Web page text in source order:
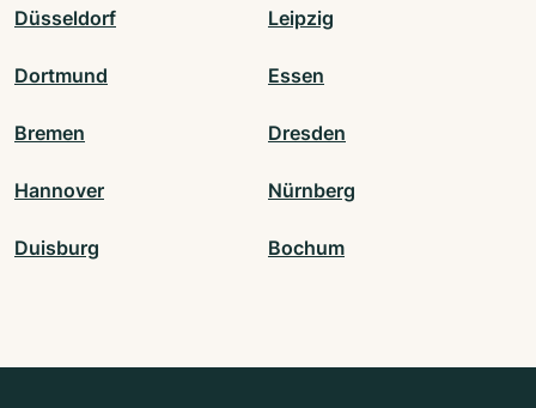
Düsseldorf Leipzig
Dortmund Essen
Bremen Dresden
Hannover Nürnberg
Duisburg Bochum